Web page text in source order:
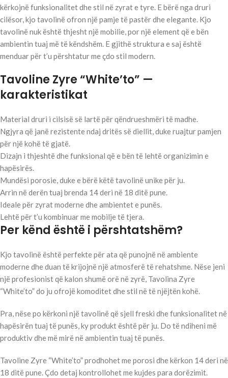
kërkojnë funksionalitet dhe stil në zyrat e tyre. E bërë nga druri
cilësor, kjo tavolinë ofron një pamje të pastër dhe elegante. Kjo
tavolinë nuk është thjesht një mobilie, por një element që e bën
ambientin tuaj më të këndshëm. E gjithë struktura e saj është
menduar për t’u përshtatur me çdo stil modern.
Tavoline Zyre “White’to” —
karakteristikat
Material druri i cilsisë së lartë për qëndrueshmëri të madhe.
Ngjyra që janë rezistente ndaj dritës së diellit, duke ruajtur pamjen
për një kohë të gjatë.
Dizajn i thjeshtë dhe funksional që e bën të lehtë organizimin e
hapësirës.
Mundësi porosie, duke e bërë këtë tavolinë unike për ju.
Arrin në derën tuaj brenda 14 deri në 18 ditë pune.
Ideale për zyrat moderne dhe ambientet e punës.
Lehtë për t’u kombinuar me mobilje të tjera.
Per kënd është i përshtatshëm?
Kjo tavolinë është perfekte për ata që punojnë në ambiente
moderne dhe duan të krijojnë një atmosferë të rehatshme. Nëse jeni
një profesionist që kalon shumë orë në zyrë, Tavolina Zyre
“White’to” do ju ofrojë komoditet dhe stil në të njëjtën kohë.
Pra, nëse po kërkoni një tavolinë që sjell freski dhe funksionalitet në
hapësirën tuaj të punës, ky produkt është për ju. Do të ndiheni më
produktiv dhe më mirë në ambientin tuaj të punës.
Tavoline Zyre “White’to” prodhohet me porosi dhe kërkon 14 deri në
18 ditë pune. Çdo detaj kontrollohet me kujdes para dorëzimit.